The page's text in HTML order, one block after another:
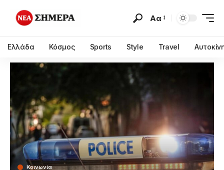
Αα
Ελλάδα Κόσμος Sports Style Travel
Κοινωνία